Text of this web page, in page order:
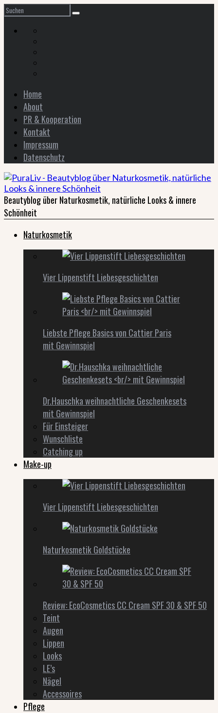
Home
About
PR & Kooperation
Kontakt
Impressum
Datenschutz
Beautyblog über Naturkosmetik, natürliche Looks & innere
Schönheit
Naturkosmetik
Vier Lippenstift Liebesgeschichten
Liebste Pflege Basics von Cattier Paris
mit Gewinnspiel
Dr.Hauschka weihnachtliche Geschenkesets
mit Gewinnspiel
Für Einsteiger
Wunschliste
Catching up
Make-up
Vier Lippenstift Liebesgeschichten
Naturkosmetik Goldstücke
Review: EcoCosmetics CC Cream SPF 30 & SPF 50
Teint
Augen
Lippen
Looks
LE’s
Nägel
Accessoires
Pflege